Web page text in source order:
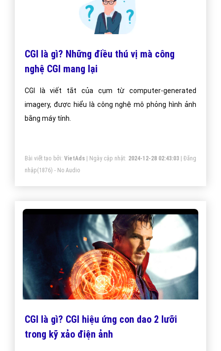
CGI là gì? Những điều thú vị mà công
nghệ CGI mang lại
CGI là viết tắt của cụm từ computer-generated
imagery, được hiểu là công nghệ mô phỏng hình ảnh
bằng máy tính.
Bài viết tạo bởi: VietAds| Ngày cập nhật: 2024-12-28 02:43:03|Đăng
nhập(1876) - No Audio
CGI là gì? CGI hiệu ứng con dao 2 lưỡi
trong kỹ xảo điện ảnh